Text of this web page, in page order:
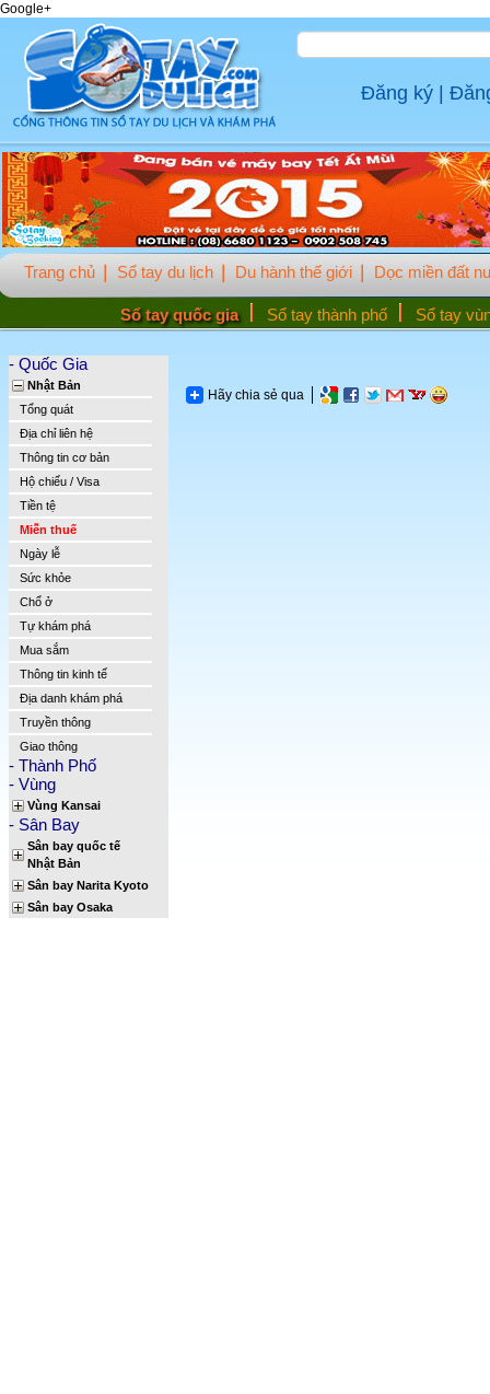
Google+
Đăng ký
Trang chủ Sổ tay du lịch
Sổ tay quốc gia Sổ tay thành phố Sổ tay
Du hành thế giới Dọc miền đất
- Quốc Gia
Nhật Bản
Tổng quát
Địa chỉ liên hệ
Thông tin cơ bản
Hộ chiếu / Visa
Tiền tệ
Miễn thuế
Ngày lễ
Sức khỏe
Chổ ở
Tự khám phá
Mua sắm
Thông tin kinh tế
Địa danh khám phá
Truyền thông
Giao thông
- Thành Phố
- Vùng
Vùng Kansai
- Sân Bay
Sân bay quốc tế
Nhật Bản
Sân bay Narita Kyoto
Sân bay Osaka
Hãy chia sẻ qua